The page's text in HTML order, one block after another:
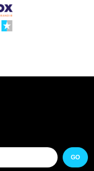
quelques jours
planifie
occupé.
: on passe, on
Saint-
Saint-Lambert
PMR à
à domicile à
à Woluwe-
GO